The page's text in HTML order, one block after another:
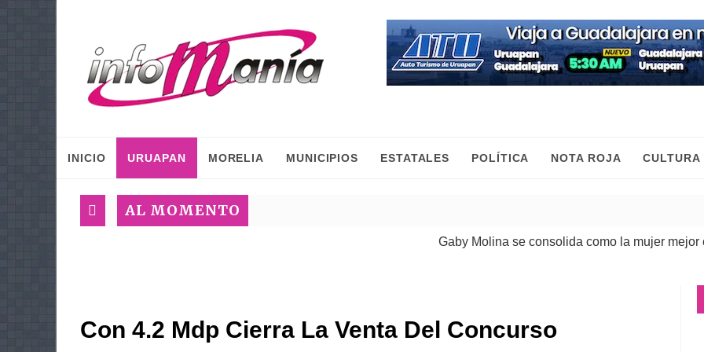
INICIO URUAPAN MORELIA MUNICIPIOS ESTATALES POLÍTICA NOTA ROJA CULTURA
AL MOMENTO
Gaby Molina se consolida como la mujer mejor
Con 4.2 Mdp Cierra La Venta Del Concurso